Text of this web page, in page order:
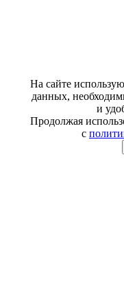
На сайте
данных,
и
Продолжая
с